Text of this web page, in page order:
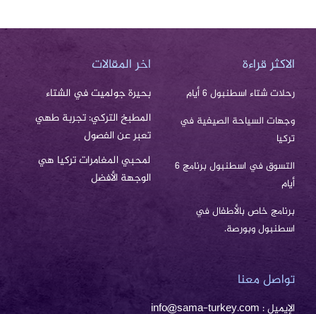
الاكثر قراءة
رحلات شتاء اسطنبول 6 أيام
وجهات السياحة الصيفية في
تركيا
التسوق في اسطنبول برنامج 6
أيام
برنامج خاص بالأطفال في
اسطنبول وبورصة.
اخر المقالات
بحيرة جولميت في الشتاء
المطبخ التركي: تجربة طهي
تعبر عن الفصول
لمحبي المغامرات تركيا هي
الوجهة الأفضل
تواصل معنا
الإيميل : info@sama-turkey.com